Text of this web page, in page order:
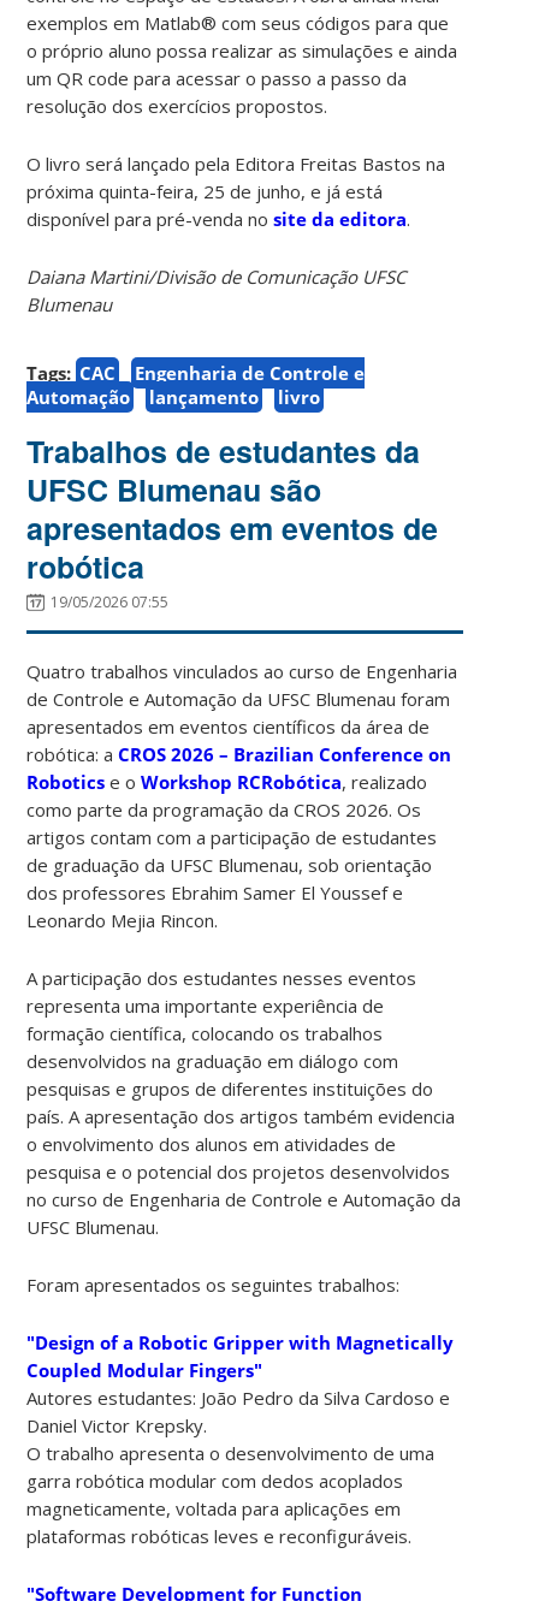
exemplos em Matlab® com seus códigos para que
o próprio aluno possa realizar as simulações e ainda
um QR code para acessar o passo a passo da
resolução dos exercícios propostos.
O livro será lançado pela Editora Freitas Bastos na
próxima quinta-feira, 25 de junho, e já está
disponível para pré-venda nosite da editora.
Daiana Martini/Divisão de Comunicação UFSC
Blumenau
Tags: CAC
Engenharia de Controle e
Automação
lançamento livro
Trabalhos de estudantes da
UFSC Blumenau são
apresentados em eventos de
robótica
19/05/2026 07:55
Quatro trabalhos vinculados ao curso de Engenharia
de Controle e Automação da UFSC Blumenau foram
apresentados em eventos científicos da área de
robótica: aCROS 2026 – Brazilian Conference on
Robotics e oWorkshop RCRobótica, realizado
como parte da programação da CROS 2026. Os
artigos contam com a participação de estudantes
de graduação da UFSC Blumenau, sob orientação
dos professores Ebrahim Samer El Youssef e
Leonardo Mejia Rincon.
A participação dos estudantes nesses eventos
representa uma importante experiência de
formação científica, colocando os trabalhos
desenvolvidos na graduação em diálogo com
pesquisas e grupos de diferentes instituições do
país. A apresentação dos artigos também evidencia
o envolvimento dos alunos em atividades de
pesquisa e o potencial dos projetos desenvolvidos
no curso de Engenharia de Controle e Automação da
UFSC Blumenau.
Foram apresentados os seguintes trabalhos:
"Design of a Robotic Gripper with Magnetically
Coupled Modular Fingers"
Autores estudantes: João Pedro da Silva Cardoso e
Daniel Victor Krepsky.
O trabalho apresenta o desenvolvimento de uma
garra robótica modular com dedos acoplados
magneticamente, voltada para aplicações em
plataformas robóticas leves e reconfiguráveis.
"Software Development for Function